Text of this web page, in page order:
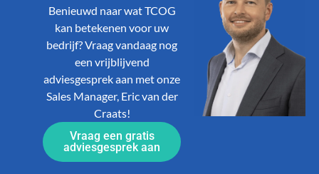
Benieuwd naar wat TCOG
kan betekenen voor uw
bedrijf? Vraag vandaag nog
een vrijblijvend
adviesgesprek aan met onze
Sales Manager, Eric van der
Craats!
Vraag een gratis
adviesgesprek aan